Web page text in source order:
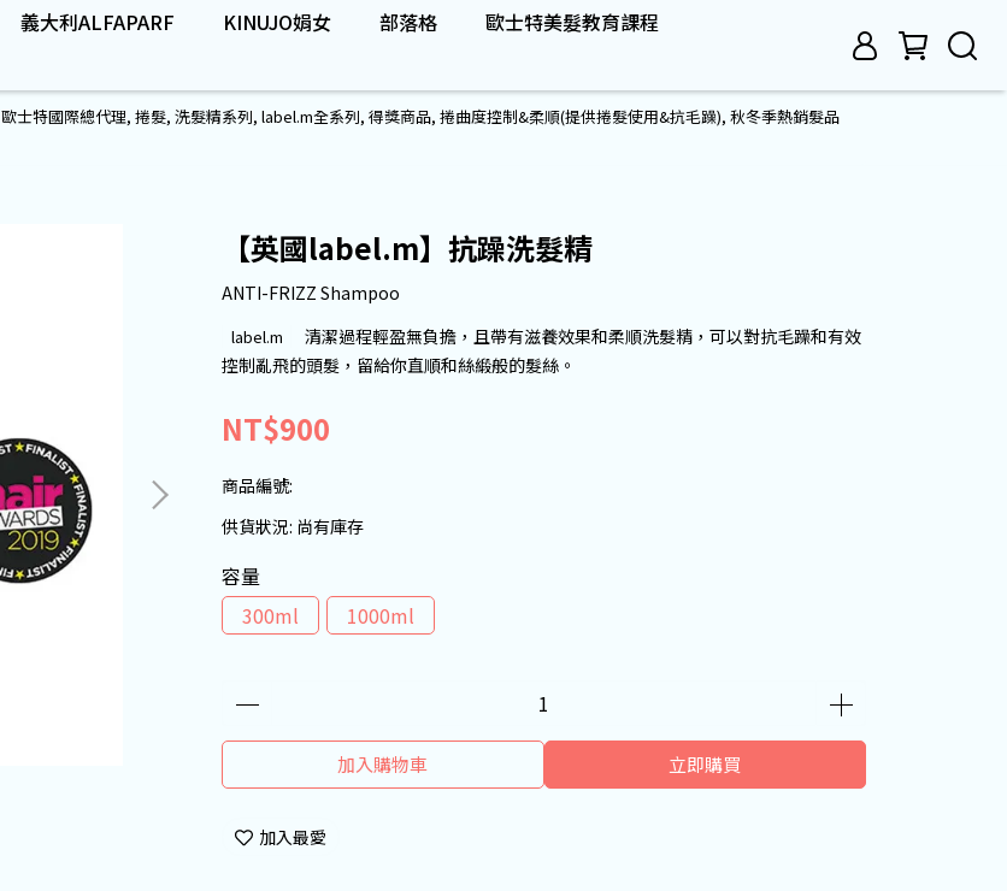
義大利ALFAPARF KINUJO娟女 部落格
歐士特美髮教育課程
歐士特國際總代理, 捲髮, 洗髮精系列, label.m全系列, 得獎商品, 捲曲度控制&柔順(提供捲髮使用&抗毛躁), 秋冬季熱銷髮品
【英國label.m】抗躁洗髮精
ANTI-FRIZZ Shampoo
label.m
清潔過程輕盈無負擔，且帶有滋養效果和柔順洗髮精，可以對抗毛躁和有效
控制亂飛的頭髮，留給你直順和絲緞般的髮絲。
NT$900
商品編號:
供貨狀況: 尚有庫存
容量
300ml
1000ml
加入購物車 立即購買
加入最愛